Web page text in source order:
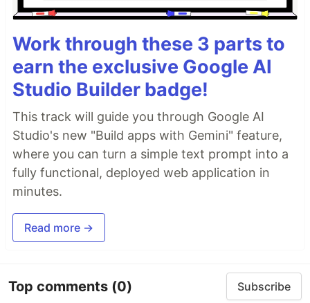
Work through these 3 parts to
earn the exclusive Google AI
Studio Builder badge!
This track will guide you through Google AI
Studio's new "Build apps with Gemini" feature,
where you can turn a simple text prompt into a
fully functional, deployed web application in
minutes.
Read more →
Top comments (0) Subscribe